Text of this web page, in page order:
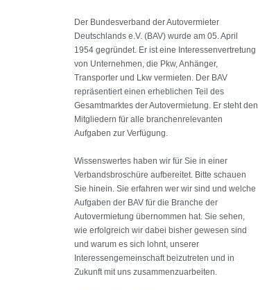
Der Bundesverband der Autovermieter
Deutschlands e.V. (BAV) wurde am 05. April
1954 gegründet. Er ist eine Interessenvertretung
von Unternehmen, die Pkw, Anhänger,
Transporter und Lkw vermieten. Der BAV
repräsentiert einen erheblichen Teil des
Gesamtmarktes der Autovermietung. Er steht den
Mitgliedern für alle branchenrelevanten
Aufgaben zur Verfügung.
Wissenswertes haben wir für Sie in einer
Verbandsbroschüre aufbereitet. Bitte schauen
Sie hinein. Sie erfahren wer wir sind und welche
Aufgaben der BAV für die Branche der
Autovermietung übernommen hat. Sie sehen,
wie erfolgreich wir dabei bisher gewesen sind
und warum es sich lohnt, unserer
Interessengemeinschaft beizutreten und in
Zukunft mit uns zusammenzuarbeiten.